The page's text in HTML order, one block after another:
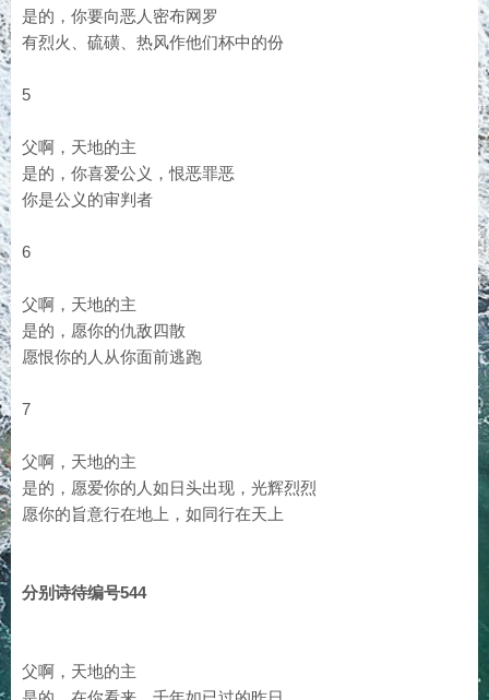
是的，你要向恶人密布网罗
有烈火、硫磺、热风作他们杯中的份
5
父啊，天地的主
是的，你喜爱公义，恨恶罪恶
你是公义的审判者
6
父啊，天地的主
是的，愿你的仇敌四散
愿恨你的人从你面前逃跑
7
父啊，天地的主
是的，愿爱你的人如日头出现，光辉烈烈
愿你的旨意行在地上，如同行在天上
分别诗待编号544
父啊，天地的主